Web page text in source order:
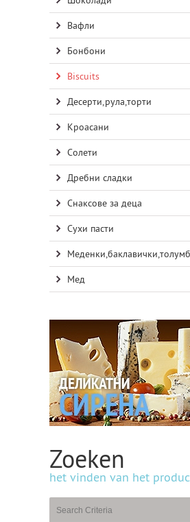
Вафли
Бонбони
Biscuits
Десерти,рула,торти
Кроасани
Солети
Дребни сладки
Снаксове за деца
Сухи пасти
Мед
Zoeken
het vinden van het